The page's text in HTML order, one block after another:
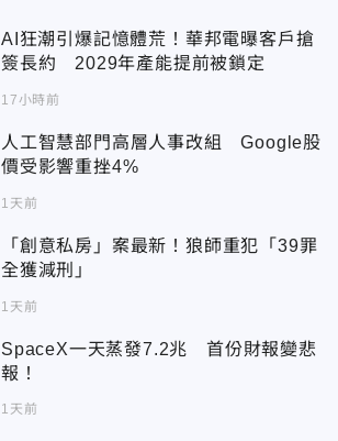
AI狂潮引爆記憶體荒！華邦電曝客戶搶
簽長約 2029年產能提前被鎖定
17小時前
人工智慧部門高層人事改組 Google股
價受影響重挫4%
1天前
「創意私房」案最新！狼師重犯「39罪
全獲減刑」
1天前
SpaceX一天蒸發7.2兆 首份財報變悲
報！
1天前